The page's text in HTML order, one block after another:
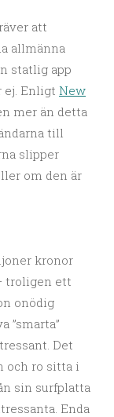
att
allmänna
statlig app
ej. Enligt New
mer än detta
till
slipper
om den är
kronor
troligen ett
onödig
”smarta”
Det
och ro sitta i
sin surfplatta
Enda